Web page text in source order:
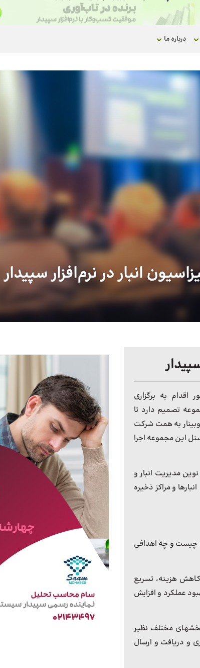
درباره ما
انبار در نرم‌افزار سپیدار
به برگزاری
تصمیم دارد تا
وبینار به همت شرکت
این مجموعه اجرا
مدیریت انبار و
و مراکز ذخیره
چیست و چه اهدافی
هزینه، تسریع
عملکرد و افزایش
بخشهـای مختلف نظیر
و دریافت و ارسال